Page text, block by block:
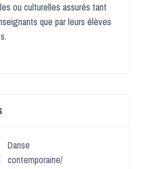
ou culturelles assurés tant
que par leurs élèves
Danse
contemporaine/